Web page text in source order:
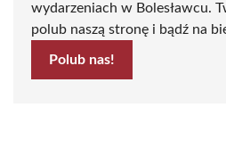
wydarzeniach w Bolesławcu.
polub naszą stronę i bądź na
Polub nas!